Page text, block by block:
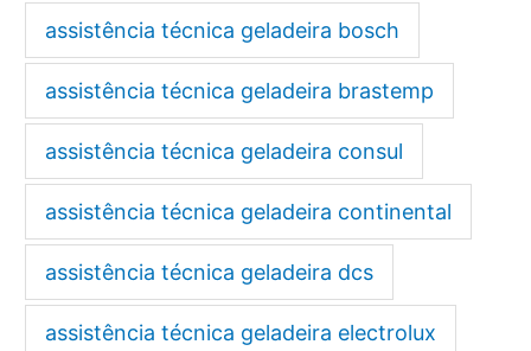
assistência técnica geladeira bosch
assistência técnica geladeira brastemp
assistência técnica geladeira consul
assistência técnica geladeira continental
assistência técnica geladeira dcs
assistência técnica geladeira electrolux